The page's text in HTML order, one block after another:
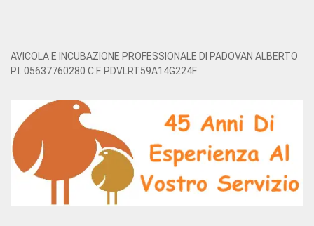
AVICOLA E INCUBAZIONE PROFESSIONALE DI PADOVAN ALBERTO
P.I. 05637760280 C.F. PDVLRT59A14G224F